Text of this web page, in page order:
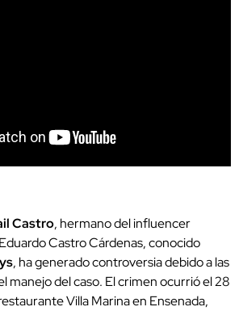
Castro, hermano del influencer
Castro Cárdenas, conocido
, ha generado controversia debido a las
manejo del caso. El crimen ocurrió el 28
Villa Marina en Ensenada,